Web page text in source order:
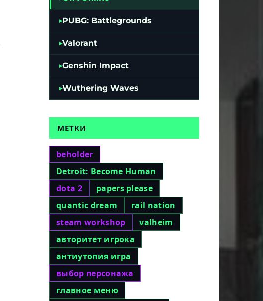
PUBG: Battlegrounds
Valorant
Genshin Impact
Wuthering Waves
МЕТКИ
beholder
Detroit: Become Human
dota 2
papers please
quantic dream
rail nation
steam workshop
valheim
авторитет игрока
антиутопия игра
выбор персонажа
главное меню